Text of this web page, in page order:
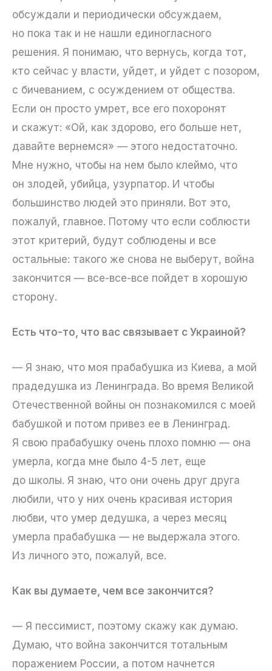
обсуждали и периодически обсуждаем,
но пока так и не нашли единогласного
решения. Я понимаю, что вернусь, когда тот,
кто сейчас у власти, уйдет, и уйдет с позором,
с бичеванием, с осуждением от общества.
Если он просто умрет, все его похоронят
и скажут: «Ой, как здорово, его больше нет,
давайте вернемся» — этого недостаточно.
Мне нужно, чтобы на нем было клеймо, что
он злодей, убийца, узурпатор. И чтобы
большинство людей это приняли. Вот это,
пожалуй, главное. Потому что если соблюсти
этот критерий, будут соблюдены и все
остальные: такого же снова не выберут, война
закончится — все-все-все пойдет в хорошую
сторону.
Есть что-то, что вас связывает с Украиной?
— Я знаю, что моя прабабушка из Киева, а мой
прадедушка из Ленинграда. Во время Великой
Отечественной войны он познакомился с моей
бабушкой и потом привез ее в Ленинград.
Я свою прабабушку очень плохо помню — она
умерла, когда мне было 4-5 лет, еще
до школы. Я знаю, что они очень друг друга
любили, что у них очень красивая история
любви, что умер дедушка, а через месяц
умерла прабабушка — не выдержала этого.
Из личного это, пожалуй, все.
Как вы думаете, чем все закончится?
— Я пессимист, поэтому скажу как думаю.
Думаю, что война закончится тотальным
поражением России, а потом начнется